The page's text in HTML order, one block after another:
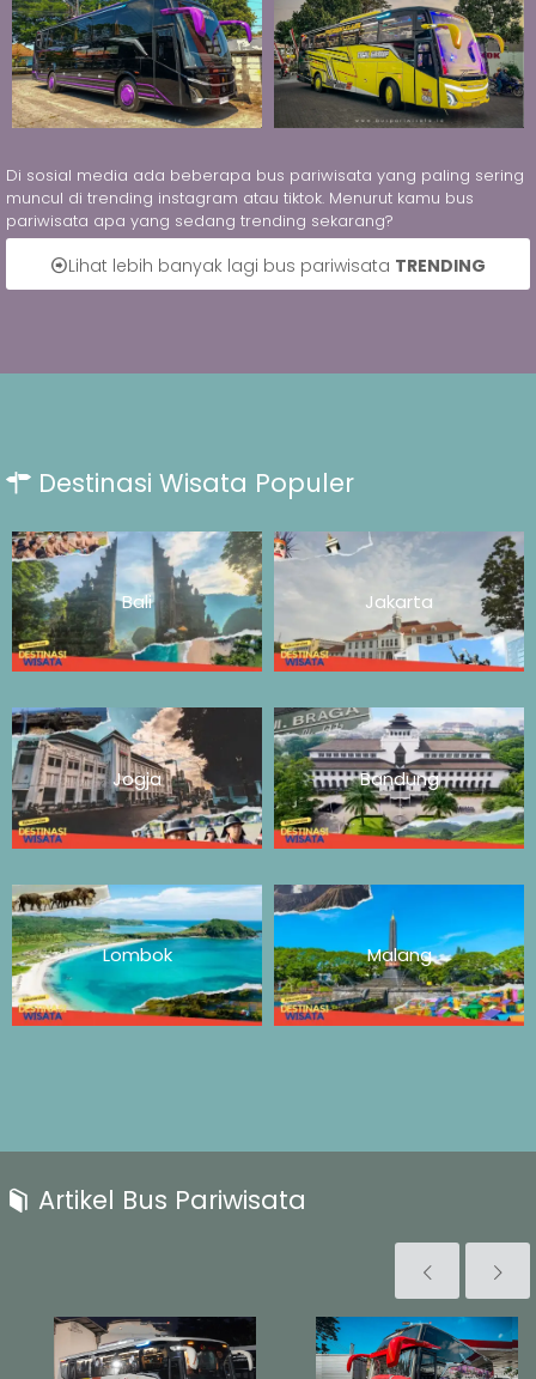
Di sosial media ada beberapa bus pariwisata yang paling sering
muncul di trending instagram atau tiktok. Menurut kamu bus
pariwisata apa yang sedang trending sekarang?
Lihat lebih banyak lagi bus pariwisata TRENDING
Destinasi Wisata Populer
Bali Jakarta
Jogja Bandung
Lombok Malang
Artikel Bus Pariwisata